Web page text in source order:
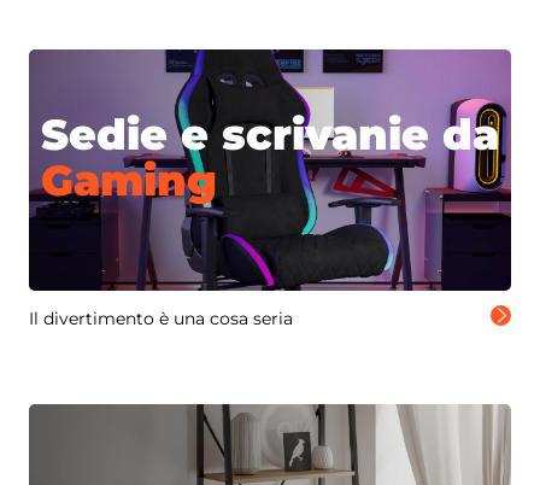
Sedie e scrivanie da
Gaming
Il divertimento è una cosa seria